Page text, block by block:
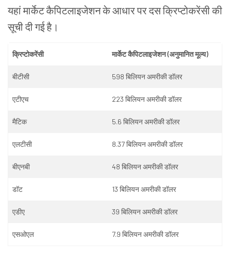
यहांमार्केट कैपिटलाइजेशनकेआधारपरदसक्रिप्टोकरेंसीकी
सूचीदीगईहै।
क्रिप्टोकरेंसी मार्केट कैपिटलाइजेशन(अनुमानितमूल्य)
बीटीसी 598 बिलियनअमरीकीडॉलर
एटीएच 223 बिलियनअमरीकीडॉलर
मैटिक 5.6 बिलियनअमरीकीडॉलर
एलटीसी 8.37बिलियनअमरीकीडॉलर
बीएनबी 48 बिलियनअमरीकीडॉलर
डॉट 13 बिलियनअमरीकीडॉलर
एडीए 39 बिलियनअमरीकीडॉलर
एसओएल 7.9 बिलियनअमरीकीडॉलर